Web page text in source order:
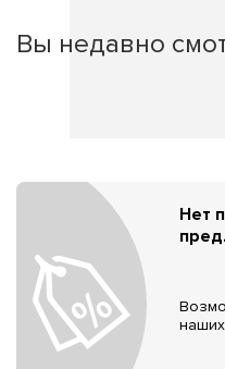
Вы недавно
Нет